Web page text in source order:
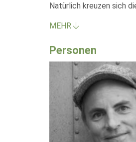
Natürlich kreuzen sich
MEHR
Personen